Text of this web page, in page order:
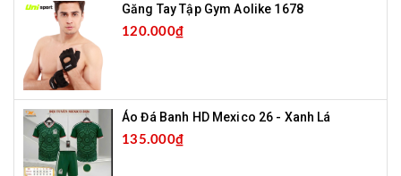
Găng Tay Tập Gym Aolike 1678
120.000₫
Áo Đá Banh HD Mexico 26 - Xanh Lá
135.000₫